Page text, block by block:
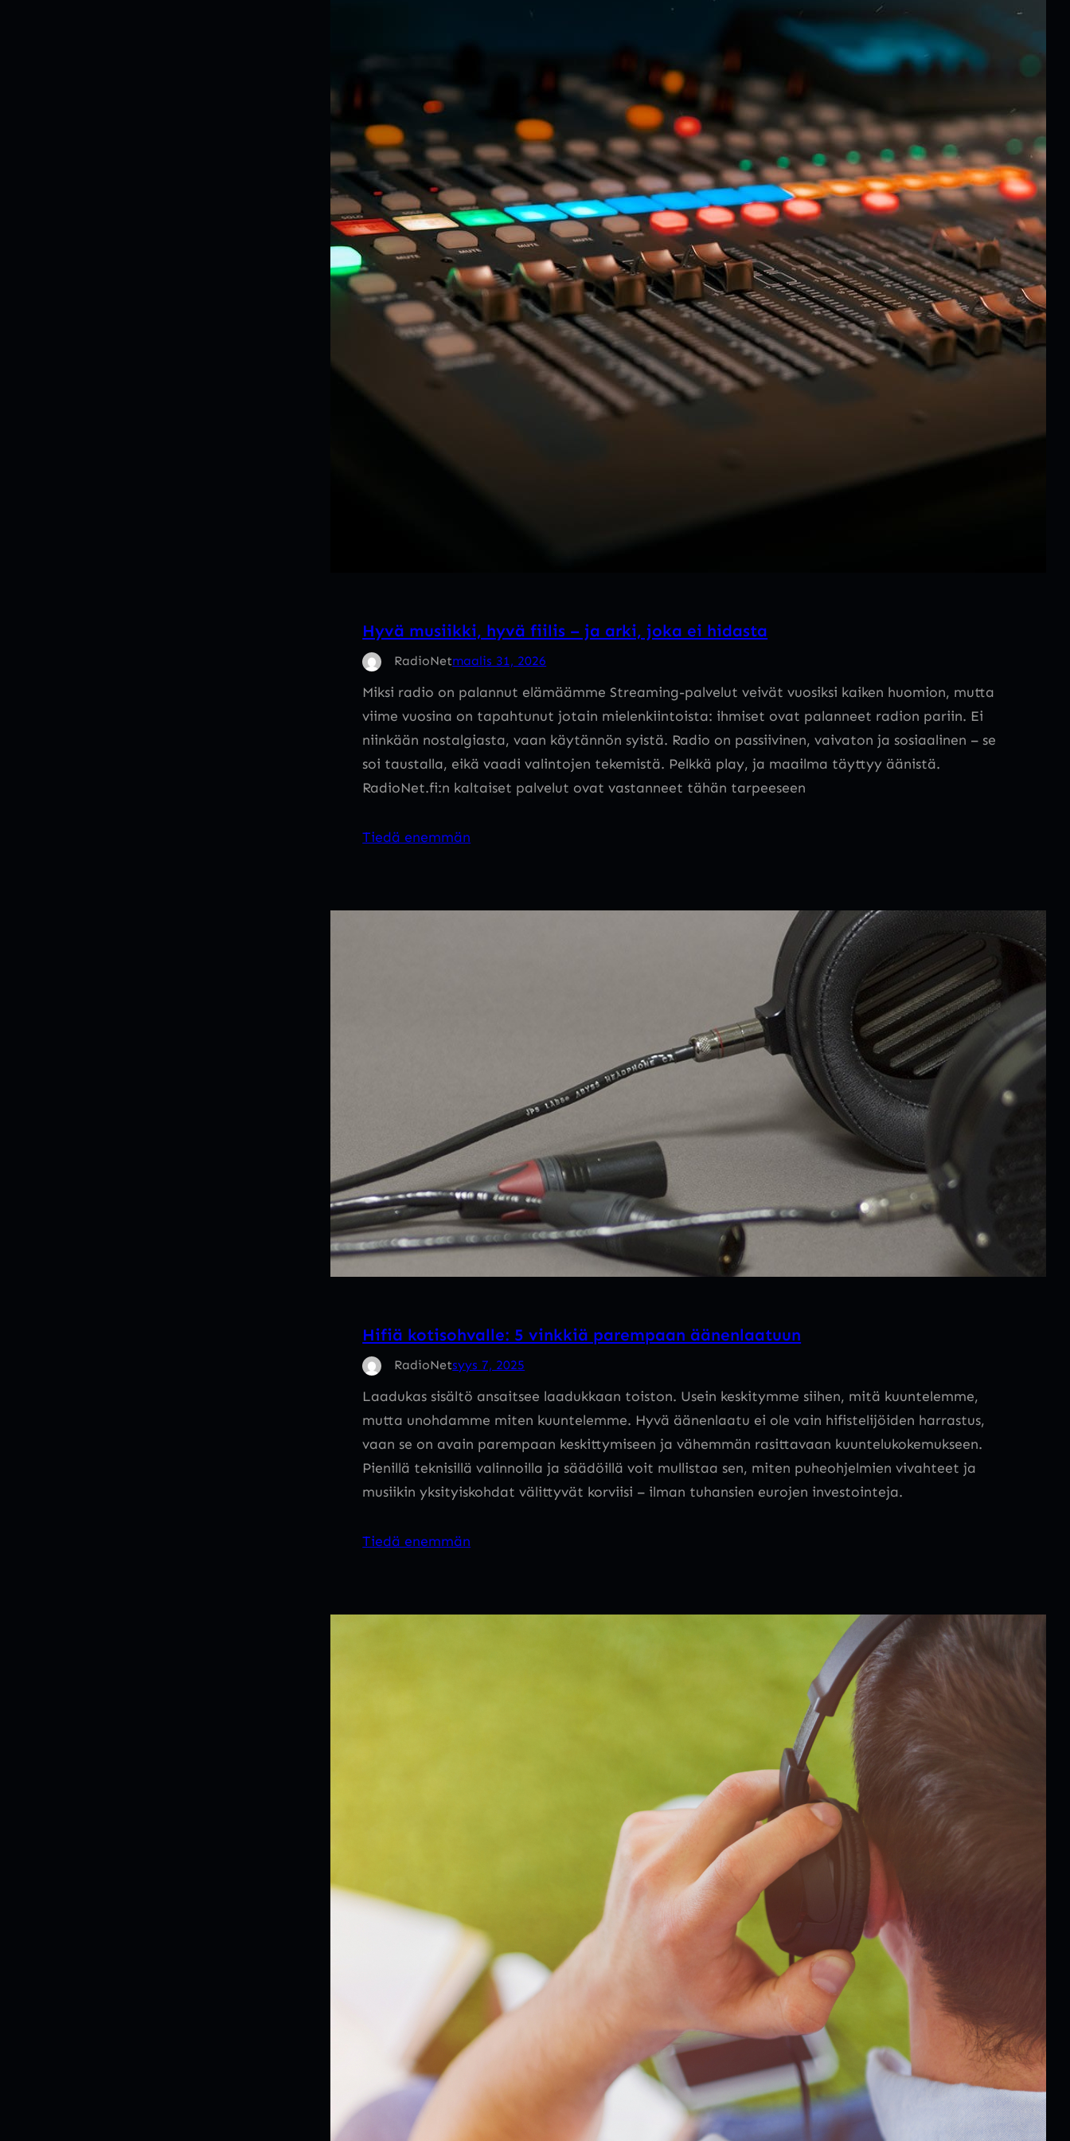
Hyvä musiikki, hyvä fiilis – ja arki, joka ei hidasta
RadioNetmaalis 31, 2026
Miksi radio on palannut elämäämme Streaming-palvelut veivät vuosiksi kaiken huomion, mutta
viime vuosina on tapahtunut jotain mielenkiintoista: ihmiset ovat palanneet radion pariin. Ei
niinkään nostalgiasta, vaan käytännön syistä. Radio on passiivinen, vaivaton ja sosiaalinen – se
soi taustalla, eikä vaadi valintojen tekemistä. Pelkkä play, ja maailma täyttyy äänistä.
RadioNet.fi:n kaltaiset palvelut ovat vastanneet tähän tarpeeseen
Tiedä enemmän
Hifiä kotisohvalle: 5 vinkkiä parempaan äänenlaatuun
RadioNetsyys 7, 2025
Laadukas sisältö ansaitsee laadukkaan toiston. Usein keskitymme siihen, mitä kuuntelemme,
mutta unohdamme miten kuuntelemme. Hyvä äänenlaatu ei ole vain hifistelijöiden harrastus,
vaan se on avain parempaan keskittymiseen ja vähemmän rasittavaan kuuntelukokemukseen.
Pienillä teknisillä valinnoilla ja säädöillä voit mullistaa sen, miten puheohjelmien vivahteet ja
musiikin yksityiskohdat välittyvät korviisi – ilman tuhansien eurojen investointeja.
Tiedä enemmän